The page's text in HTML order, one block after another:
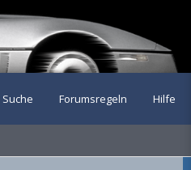
Suche Forumsregeln Hilfe